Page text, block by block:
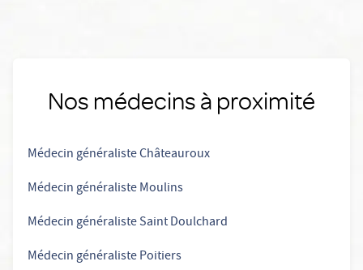
Nos médecins à proximité
Médecin généraliste Châteauroux
Médecin généraliste Moulins
Médecin généraliste Saint Doulchard
Médecin généraliste Poitiers